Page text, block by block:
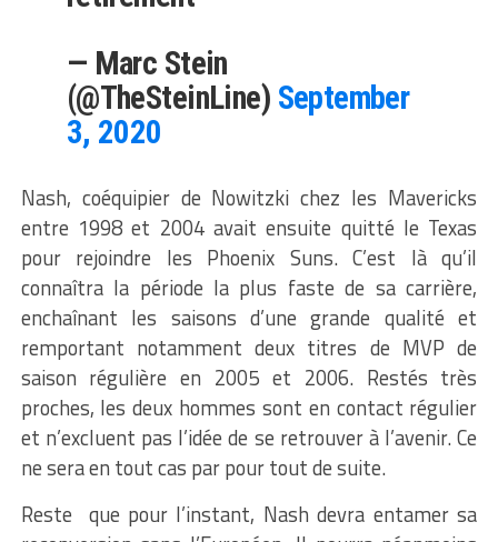
— Marc Stein
(@TheSteinLine) September
3, 2020
Nash, coéquipier de Nowitzki chez les Mavericks
entre 1998 et 2004 avait ensuite quitté le Texas
pour rejoindre les Phoenix Suns. C’est là qu’il
connaîtra la période la plus faste de sa carrière,
enchaînant les saisons d’une grande qualité et
remportant notamment deux titres de MVP de
saison régulière en 2005 et 2006. Restés très
proches, les deux hommes sont en contact régulier
et n’excluent pas l’idée de se retrouver à l’avenir. Ce
ne sera en tout cas par pour tout de suite.
Reste que pour l’instant, Nash devra entamer sa